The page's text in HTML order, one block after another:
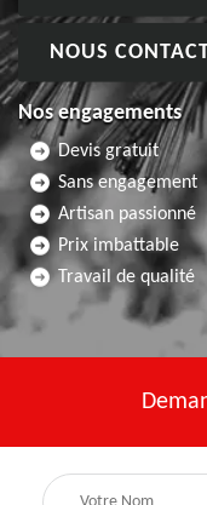
NOUS
Nos engagements
Devis gratuit
Sans engagement
Artisan passionné
Prix imbattable
Travail de qualité